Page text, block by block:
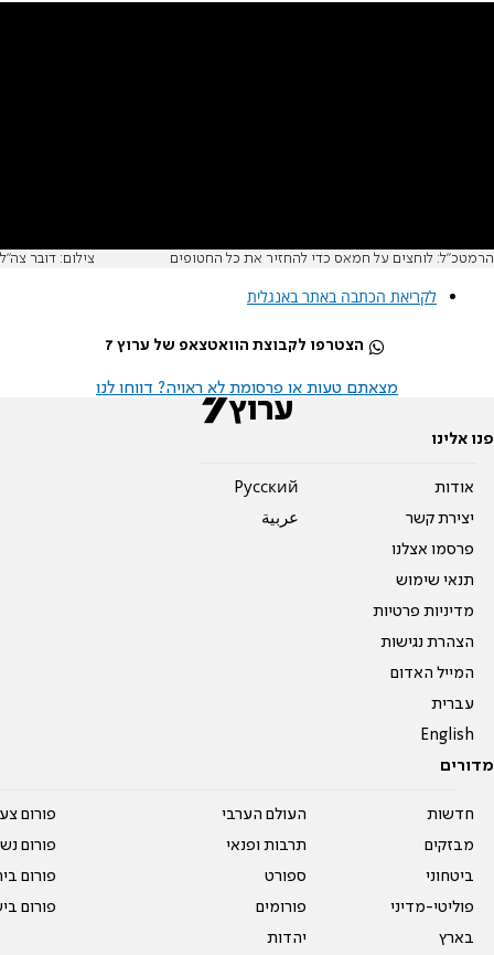
הרמטכ"ל: לוחצים על חמאס כדי להחזיר את כל החטופים צילום: דובר צה"ל
לקריאת הכתבה באתר באנגלית
הצטרפו לקבוצת הוואטצאפ של ערוץ 7
מצאתם טעות או פרסומת לא ראויה? דווחו לנו
פנו אלינו
אודות
יצירת קשר
פרסמו אצלנו
תנאי שימוש
מדיניות פרטיות
הצהרת נגישות
המייל האדום
עברית
English
Pусский
عربية
מדורים
חדשות
מבזקים
ביטחוני
פוליטי-מדיני
בארץ
העולם הערבי
תרבות ופנאי
ספורט
פורומים
יהדות
פורום
פורום
פורום
פורום